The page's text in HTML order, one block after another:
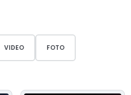
VIDEO FOTO